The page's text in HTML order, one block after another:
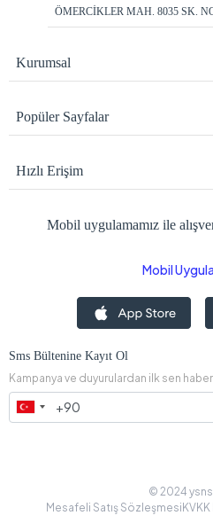
ÖMERCİKLER MAH. 8035 SK.
Kurumsal
Popüler Sayfalar
Hızlı Erişim
Mobil uygulamamız ile
Mobil
Sms Bültenine Kayıt Ol
Kampanya ve duyurulardan ilk sen
© 2024
Mesafeli Satış Sözleşmesi